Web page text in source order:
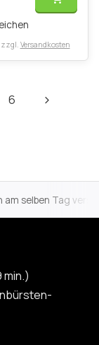
zzgl. Versandkosten
6
am selben Tag
min.)